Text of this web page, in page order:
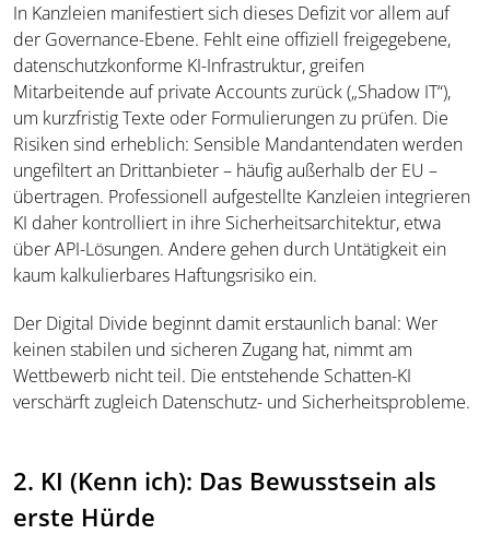
In Kanzleien manifestiert sich dieses Defizit vor allem auf
der Governance-Ebene. Fehlt eine offiziell freigegebene,
datenschutzkonforme KI-Infrastruktur, greifen
Mitarbeitende auf private Accounts zurück („Shadow IT“),
um kurzfristig Texte oder Formulierungen zu prüfen. Die
Risiken sind erheblich: Sensible Mandantendaten werden
ungefiltert an Drittanbieter – häufig außerhalb der EU –
übertragen. Professionell aufgestellte Kanzleien integrieren
KI daher kontrolliert in ihre Sicherheitsarchitektur, etwa
über API-Lösungen. Andere gehen durch Untätigkeit ein
kaum kalkulierbares Haftungsrisiko ein.
Der Digital Divide beginnt damit erstaunlich banal: Wer
keinen stabilen und sicheren Zugang hat, nimmt am
Wettbewerb nicht teil. Die entstehende Schatten-KI
verschärft zugleich Datenschutz- und Sicherheitsprobleme.
2. KI (Kenn ich): Das Bewusstsein als
erste Hürde